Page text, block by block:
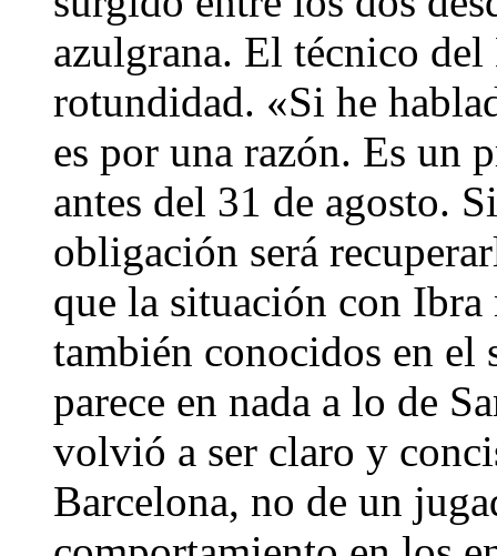
azulgrana. El técnico
rotundidad. «Si he
es por una razón. Es un
antes del 31 de agosto.
obligación será
que la situación con Ibra
también conocidos en el
parece en nada a lo de
volvió a ser claro y
Barcelona, no de un